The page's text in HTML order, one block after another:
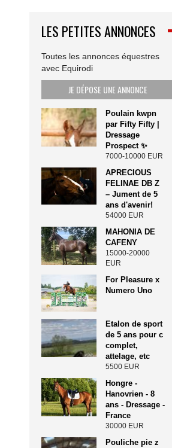
LES PETITES ANNONCES
Toutes les annonces équestres
avec Equirodi
JE DÉPOSE UNE ANNONCE
Poulain kwpn
par Fifty Fifty |
Dressage
Prospect ✨️
7000-10000 EUR
APRECIOUS
FELINAE DB Z
– Jument de 5
ans d'avenir!
54000 EUR
MAHONIA DE
CAFENY
15000-20000
EUR
For Pleasure x
Numero Uno
Etalon de sport
de 5 ans pour c
complet,
attelage, etc
5500 EUR
Hongre -
Hanovrien - 8
ans - Dressage -
France
30000 EUR
Pouliche pie z